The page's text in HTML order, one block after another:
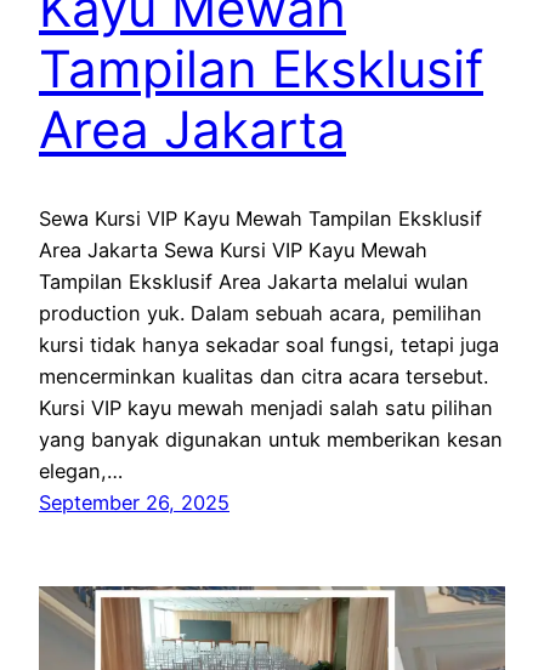
Tampilan Eksklusif
Area Jakarta
Sewa Kursi VIP Kayu Mewah Tampilan Eksklusif
Area Jakarta Sewa Kursi VIP Kayu Mewah
Tampilan Eksklusif Area Jakarta melalui wulan
production yuk. Dalam sebuah acara, pemilihan
kursi tidak hanya sekadar soal fungsi, tetapi juga
mencerminkan kualitas dan citra acara tersebut.
Kursi VIP kayu mewah menjadi salah satu pilihan
yang banyak digunakan untuk memberikan kesan
elegan,…
September 26, 2025